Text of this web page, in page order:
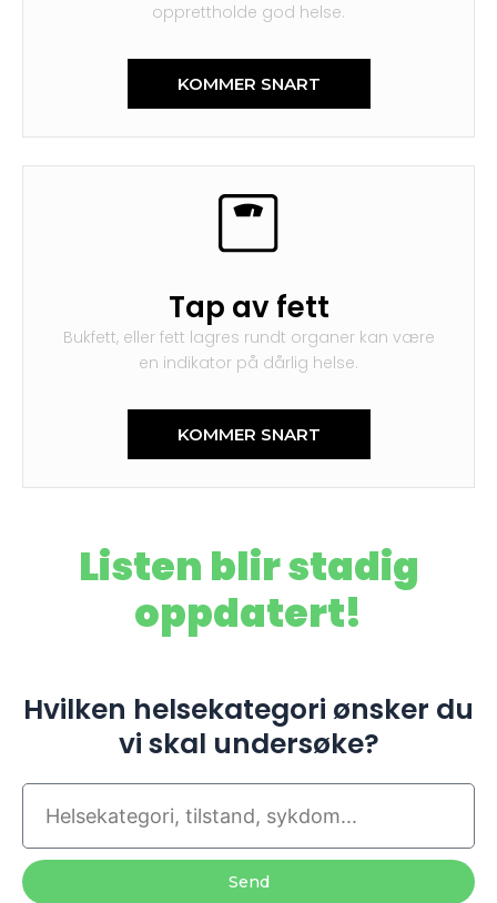
opprettholde god helse.
KOMMER SNART
Tap av fett
Bukfett, eller fett lagres rundt organer kan være
en indikator på dårlig helse.
KOMMER SNART
Listen blir stadig
oppdatert!
Hvilken helsekategori ønsker du
vi skal undersøke?
Send